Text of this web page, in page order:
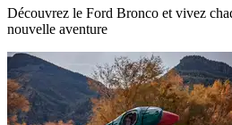
Découvrez le Ford Bronco et vivez
nouvelle aventure